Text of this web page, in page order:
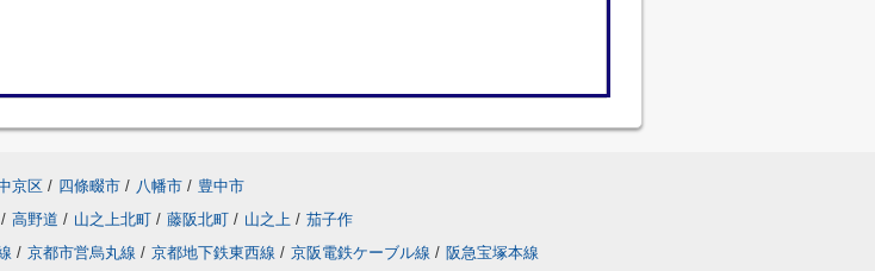
京区 / 四條畷市 / 八幡市 / 豊中市
/ 高野道 / 山之上北町 / 藤阪北町 / 山之上 / 茄子作
/ 京都市営烏丸線 / 京都地下鉄東西線 / 京阪電鉄ケーブル線 / 阪急宝塚本線